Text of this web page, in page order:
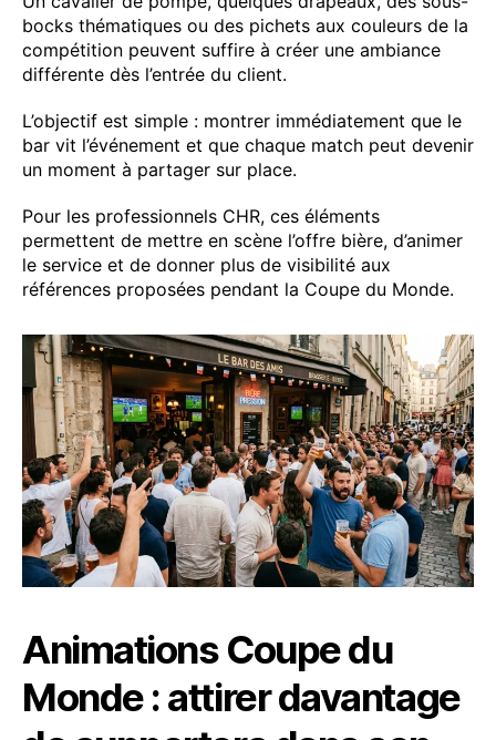
bocks thématiques ou des pichets aux couleurs de la
compétition peuvent suffire à créer une ambiance
différente dès l’entrée du client.
L’objectif est simple : montrer immédiatement que le
bar vit l’événement et que chaque match peut devenir
un moment à partager sur place.
Pour les professionnels CHR, ces éléments
permettent de mettre en scène l’offre bière, d’animer
le service et de donner plus de visibilité aux
références proposées pendant la Coupe du Monde.
Animations Coupe du
Monde : attirer davantage